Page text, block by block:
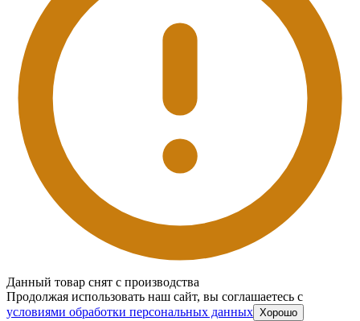
Данный товар снят с производства
Продолжая использовать наш сайт, вы соглашаетесь c
условиями обработки персональных данных Хорошо